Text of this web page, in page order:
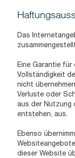
Das
Eine Garantie für
Vollständigkeit
nicht
Verluste oder
aus der Nutzung
entstehen, aus.
Ebenso
dieser Website